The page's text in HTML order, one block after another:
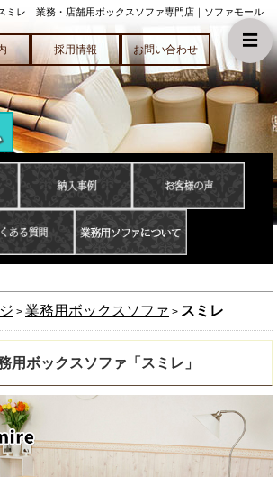
ミレ｜業務・店舗用ボックスソファ専門店｜ソファモール
採用情報 お問い合わせ
> 業務用ボックスソファ > スミレ
用ボックスソファ「スミレ」
☰